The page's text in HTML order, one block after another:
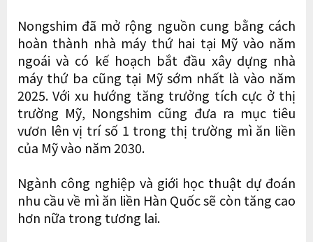
Nongshim đã mở rộng nguồn cung bằng cách
hoàn thành nhà máy thứ hai tại Mỹ vào năm
ngoái và có kế hoạch bắt đầu xây dựng nhà
máy thứ ba cũng tại Mỹ sớm nhất là vào năm
2025. Với xu hướng tăng trưởng tích cực ở thị
trường Mỹ, Nongshim cũng đưa ra mục tiêu
vươn lên vị trí số 1 trong thị trường mì ăn liền
của Mỹ vào năm 2030.
Ngành công nghiệp và giới học thuật dự đoán
nhu cầu về mì ăn liền Hàn Quốc sẽ còn tăng cao
hơn nữa trong tương lai.